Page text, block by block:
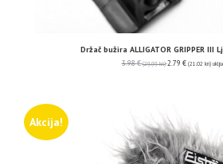
Držač bužira ALLIGATOR GRIPPER III
3.98€ (29.99 kn) 2.79 € (21.02 kn)
Akcija!